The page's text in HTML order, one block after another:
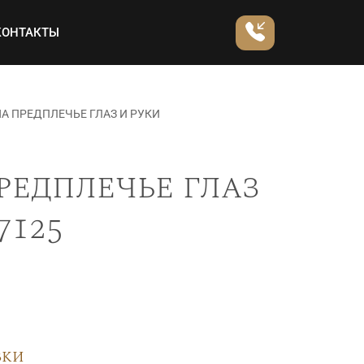
ПРЕДПЛЕЧЬЕ ГЛАЗ И РУКИ
глаз